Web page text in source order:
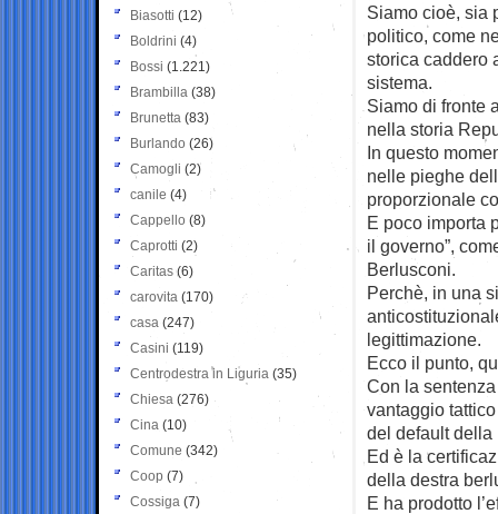
Siamo cioè, sia
politico, come
storica caddero
sistema.
Siamo di fronte
nella storia
In questo
nelle pieghe
proporzionale
E poco importa
il governo”,
Berlusconi.
Perchè, in una
legittimazione.
Ecco il punto,
Con la
vantaggio
del default
Ed è la
della destra
E ha prodotto
Biasotti (12)
Boldrini (4)
Bossi (1.221)
Brambilla (38)
Brunetta (83)
Burlando (26)
Camogli (2)
canile (4)
Cappello (8)
Caprotti (2)
Caritas (6)
carovita (170)
casa (247)
Casini (119)
Centrodestra in Liguria (35)
Chiesa (276)
Cina (10)
Comune (342)
Coop (7)
Cossiga (7)